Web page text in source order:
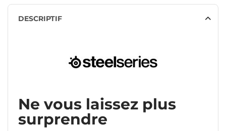
DESCRIPTIF
Ne vous laissez plus
surprendre